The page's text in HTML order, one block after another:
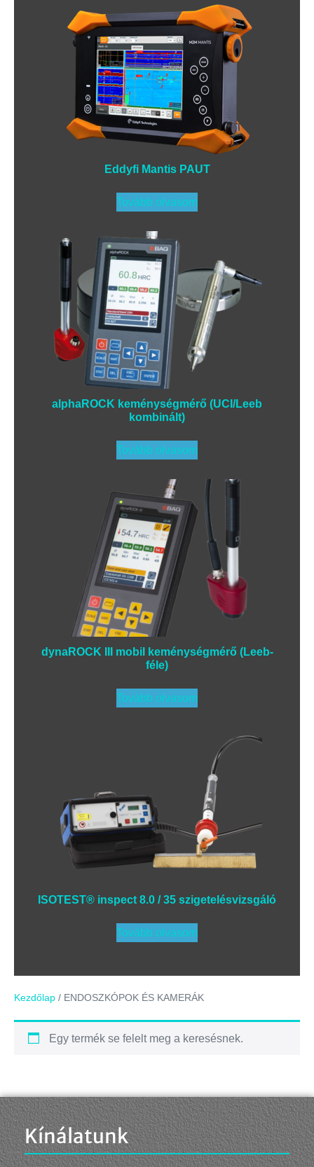
Eddyfi Mantis PAUT
Tovább olvasom
alphaROCK keménységmérő (UCI/Leeb
kombinált)
Tovább olvasom
dynaROCK III mobil keménységmérő (Leeb-
féle)
Tovább olvasom
ISOTEST® inspect 8.0 / 35 szigetelésvizsgáló
Tovább olvasom
Kezdőlap / ENDOSZKÓPOK ÉS KAMERÁK
Egy termék se felelt meg a keresésnek.
Kínálatunk